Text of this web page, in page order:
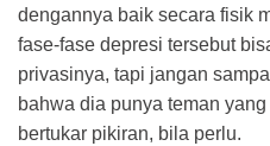
dengannya baik secara fisik
fase-fase depresi tersebut
privasinya, tapi jangan
bahwa dia punya teman
bertukar pikiran, bila perlu.